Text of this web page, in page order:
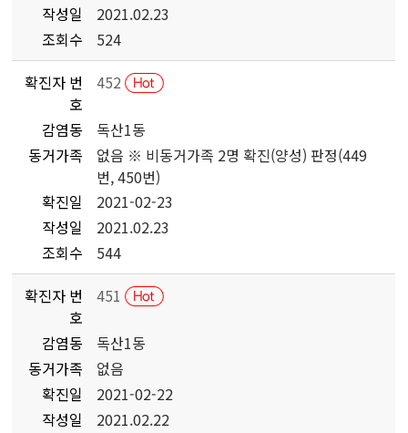
작성일
2021.02.23
조회수
524
확진자 번
호
452
감염동
독산1동
동거가족
없음 ※ 비동거가족 2명 확진(양성) 판정(449
번, 450번)
확진일
2021-02-23
작성일
2021.02.23
조회수
544
확진자 번
호
451
감염동
독산1동
동거가족
없음
확진일
2021-02-22
작성일
2021.02.22